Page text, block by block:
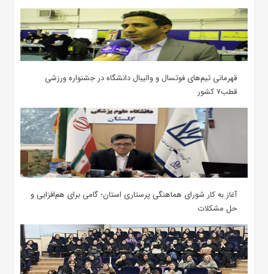
قهرمانی تیم‌های فوتسال و والیبال دانشگاه در جشنواره ورزشی
قطب۷ کشور
آغاز به کار شورای هماهنگی پرستاری استان؛ گامی برای هم‌افزایی و
حل مشکلات